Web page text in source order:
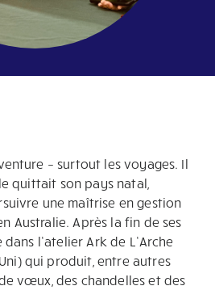
– surtout les voyages. Il
quittait son pays natal,
une maîtrise en gestion
Australie. Après la fin de ses
l’atelier Ark de L’Arche
qui produit, entre autres
vœux, des chandelles et des